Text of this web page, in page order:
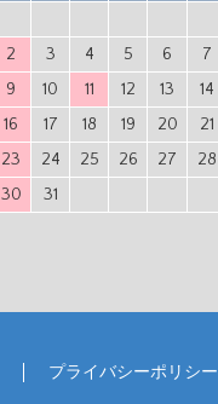
2
3 4 5 6 7
9
10 11 12 13 14
16
17 18 19 20 21
23
24 25 26 27 28
30
31
プライバシーポリシー